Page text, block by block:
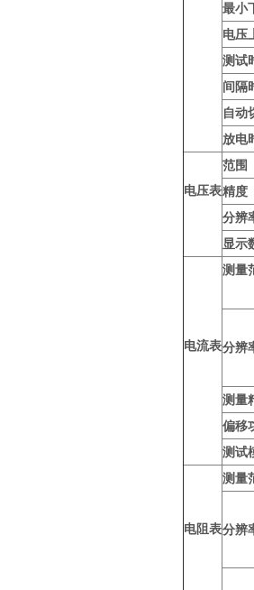
最小
电压
测试
间隔
自动
放电
电压表
范围
精度
分辨
显示
电流表
测量
分辨
测量
偏移
测试
电阻表
测量
分辨